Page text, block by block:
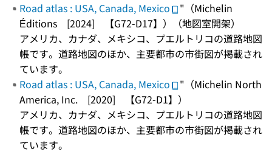
Road atlas : USA, Canada, Mexico
"（Michelin
Éditions [2024] 【G72-D17】）（地図室開架）
アメリカ、カナダ、メキシコ、プエルトリコの道路地図
帳です。道路地図のほか、主要都市の市街図が掲載され
ています。
Road atlas : USA, Canada, Mexico
"（Michelin North
America, Inc. [2020] 【G72-D1】）
アメリカ、カナダ、メキシコ、プエルトリコの道路地図
帳です。道路地図のほか、主要都市の市街図が掲載され
ています。